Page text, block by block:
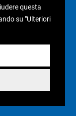
questa
su "Ulteriori